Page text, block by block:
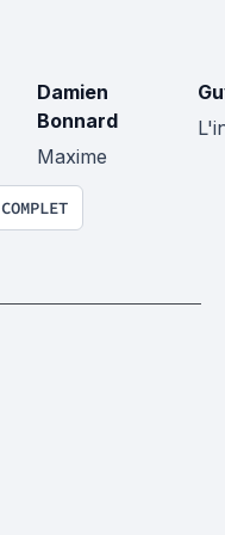
Damien
Bonnard
Maxime